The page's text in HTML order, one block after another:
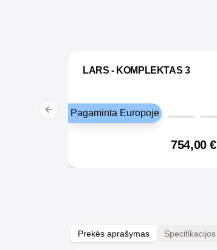
Previous slide
LARS - KOMPLEKTAS 3
Pagaminta Europoje
754,00€
Prekės aprašymas Specifikacijos